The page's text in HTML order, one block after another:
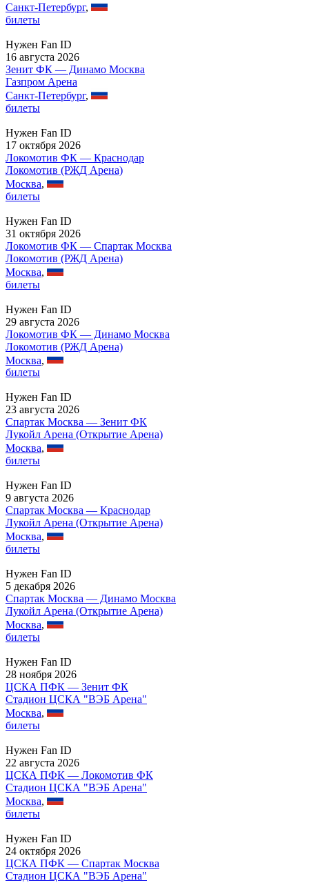
Санкт-Петербург,
билеты
Нужен Fan ID
16 августа 2026
Зенит ФК — Динамо Москва
Газпром Арена
Санкт-Петербург,
билеты
Нужен Fan ID
17 октября 2026
Локомотив ФК — Краснодар
Локомотив (РЖД Арена)
Москва,
билеты
Нужен Fan ID
31 октября 2026
Локомотив ФК — Спартак Москва
Локомотив (РЖД Арена)
Москва,
билеты
Нужен Fan ID
29 августа 2026
Локомотив ФК — Динамо Москва
Локомотив (РЖД Арена)
Москва,
билеты
Нужен Fan ID
23 августа 2026
Спартак Москва — Зенит ФК
Лукойл Арена (Открытие Арена)
Москва,
билеты
Нужен Fan ID
9 августа 2026
Спартак Москва — Краснодар
Лукойл Арена (Открытие Арена)
Москва,
билеты
Нужен Fan ID
5 декабря 2026
Спартак Москва — Динамо Москва
Лукойл Арена (Открытие Арена)
Москва,
билеты
Нужен Fan ID
28 ноября 2026
ЦСКА ПФК — Зенит ФК
Стадион ЦСКА "ВЭБ Арена"
Москва,
билеты
Нужен Fan ID
22 августа 2026
ЦСКА ПФК — Локомотив ФК
Стадион ЦСКА "ВЭБ Арена"
Москва,
билеты
Нужен Fan ID
24 октября 2026
ЦСКА ПФК — Спартак Москва
Стадион ЦСКА "ВЭБ Арена"